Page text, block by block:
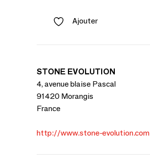
Ajouter
STONE EVOLUTION
4, avenue blaise Pascal
91420 Morangis
France
http://www.stone-evolution.com